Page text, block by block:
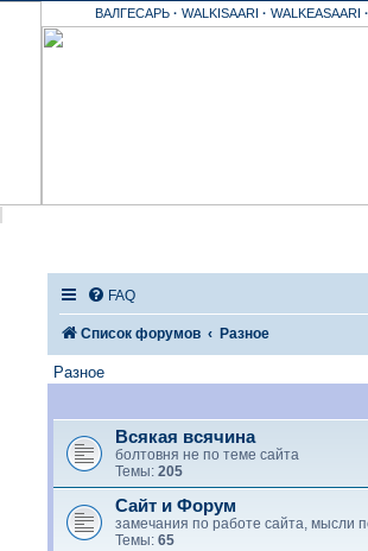
ВАЛГЕСАРЬ · WALKISAARI · WALKEASAARI ·
FAQ
Список форумов Разное
Разное
Всякая всячина
болтовня не по теме сайта
Темы: 205
Сайт и Форум
замечания по работе сайта, мысли
Темы: 65